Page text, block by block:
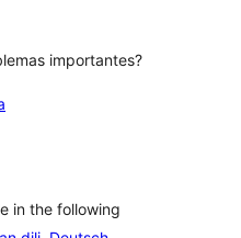
importantes?
in the following